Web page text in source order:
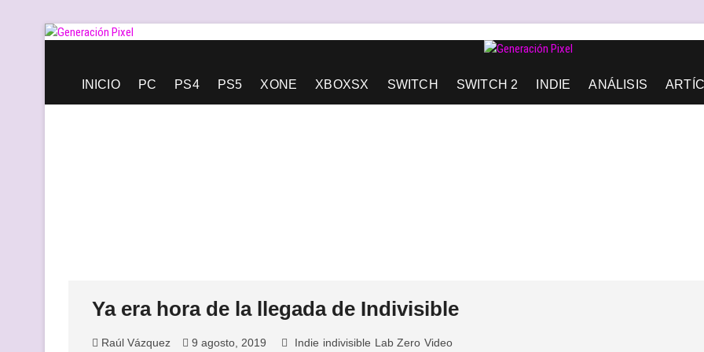
Saltar
Generación Pixel
INICIO PC PS4 PS5 XONE XBOXSX SWITCH SWITCH 2 INDIE ANÁLISIS
Ya era hora de la llegada de Indivisible
Raúl Vázquez 9 agosto, 2019 Indie indivisible Lab Zero Video